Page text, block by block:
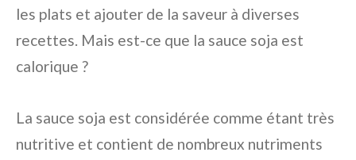
les plats et ajouter de la saveur à diverses
recettes. Mais est-ce que la sauce soja est
calorique ?
La sauce soja est considérée comme étant très
nutritive et contient de nombreux nutriments